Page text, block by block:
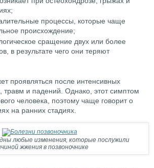
процессы, которые чаще
происхождение;
сращение двух или более
в результате чего они теряют
проявляться после интенсивных
травм и падений. Однако, этот симптом
человека, поэтому чаще говорит о
на ранних стадиях.
любые изменения, которые послужили
жжения в позвоночнике